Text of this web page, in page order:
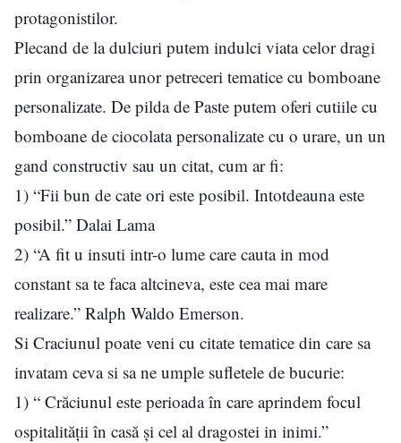
protagonistilor.
Plecand de la dulciuri putem indulci viata celor dragi
prin organizarea unor petreceri tematice cu bomboane
personalizate. De pilda de Paste putem oferi cutiile cu
bomboane de ciocolata personalizate cu o urare, un un
gand constructiv sau un citat, cum ar fi:
1) “Fii bun de cate ori este posibil. Intotdeauna este
posibil.” Dalai Lama
2) “A fit u insuti intr-o lume care cauta in mod
constant sa te faca altcineva, este cea mai mare
realizare.” Ralph Waldo Emerson.
Si Craciunul poate veni cu citate tematice din care sa
invatam ceva si sa ne umple sufletele de bucurie:
1) “ Crăciunul este perioada în care aprindem focul
ospitalităţii în casă şi cel al dragostei in inimi.”